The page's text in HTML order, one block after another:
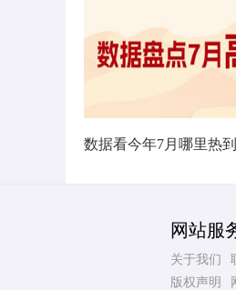
网站服
关于我们
版权声明